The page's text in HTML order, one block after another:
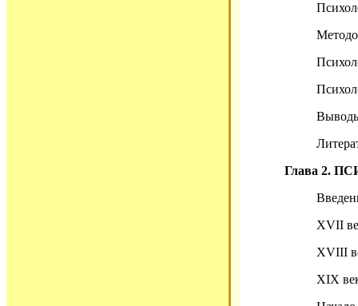
Глава 2.
XVII
XVIII
XIX